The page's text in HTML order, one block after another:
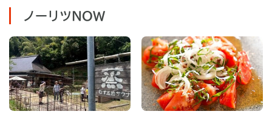
ノーリツNOW